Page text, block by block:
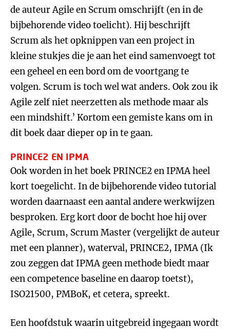
de auteur Agile en Scrum omschrijft (en in de
bijbehorende video toelicht). Hij beschrijft
Scrum als het opknippen van een project in
kleine stukjes die je aan het eind samenvoegt tot
een geheel en een bord om de voortgang te
volgen. Scrum is toch wel wat anders. Ook zou ik
Agile zelf niet neerzetten als methode maar als
een mindshift.’ Kortom een gemiste kans om in
dit boek daar dieper op in te gaan.
PRINCE2 EN IPMA
Ook worden in het boek PRINCE2 en IPMA heel
kort toegelicht. In de bijbehorende video tutorial
worden daarnaast een aantal andere werkwijzen
besproken. Erg kort door de bocht hoe hij over
Agile, Scrum, Scrum Master (vergelijkt de auteur
met een planner), waterval, PRINCE2, IPMA (Ik
zou zeggen dat IPMA geen methode biedt maar
een competence baseline en daarop toetst),
ISO21500, PMBoK, et cetera, spreekt.
Een hoofdstuk waarin uitgebreid ingegaan wordt